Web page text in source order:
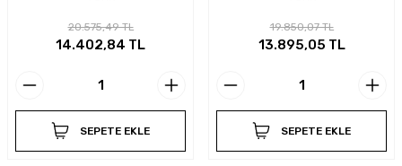
20.575,49 TL
14.402,84 TL
SEPETE EKLE
19.850,07 TL
13.895,05 TL
SEPETE EKLE